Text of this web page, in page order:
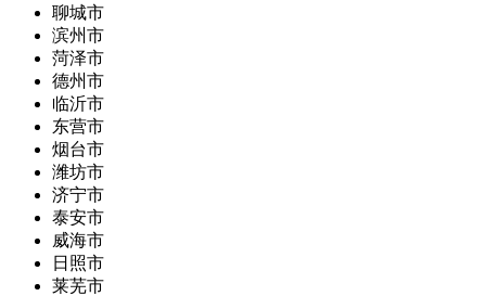
聊城市
滨州市
菏泽市
德州市
临沂市
东营市
烟台市
潍坊市
济宁市
泰安市
威海市
日照市
莱芜市